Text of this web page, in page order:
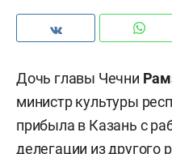
Дочь главы Чечни
министр культуры
прибыла в Казань с
делегации из другого